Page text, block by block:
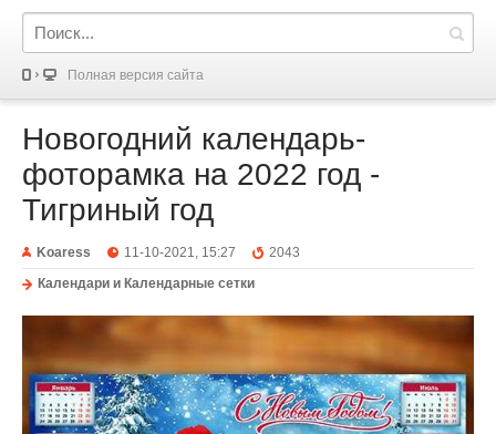
Полная версия сайта
Новогодний календарь-
фоторамка на 2022 год -
Тигриный год
Koaress 11-10-2021, 15:27
2043
Календари и Календарные сетки